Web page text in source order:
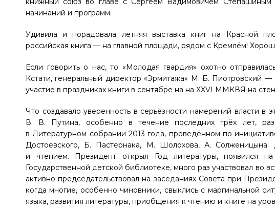
начинаний и программ.
Удивила и порадовала летняя выставка книг на Красной
российская книга — на главной площади, рядом с Кремлём!
Если говорить о нас, то «Молодая гвардия» охотно
Кстати, генеральный директор «Эрмитажа» М. Б. Пиотровский —
участие в праздниках книги в сентябре на на ХХVI ММКВЯ на
Что создавало уверенность в серьёзности намерений власти
В. В. Путина, особенно в течение последних трёх лет,
в Литературном собрании 2013 года, проведённом по
Достоевского, Б. Пастернака, М. Шолохова, А.
и чтением. Президент открыл Год литературы, появился
Государственной детской биб­лиотеке, много раз участвовал во
активно председательствовал на заседаниях Совета при
когда многие, особенно чиновники, свыклись с маргинальной
языка, развития литературы, приобщения к чтению и книге на